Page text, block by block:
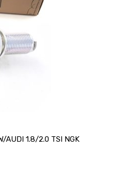
AUDI 1.8/2.0 TSI NGK